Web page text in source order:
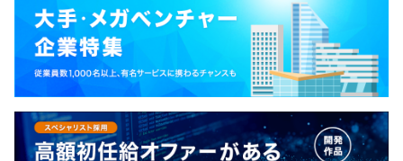
TMJビジネス認定制度
前年度の月平均所定外労働時間の実績
18.8時間
前年度の有給休暇の平均取得日数